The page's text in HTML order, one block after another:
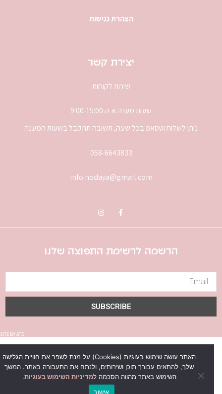
הצהרת נגישות
יצירת קשר
שירות לקוחות
שעות מענה א-ה 9:00-15:00
ניתן לשלוח וטסאפ בכל שעה, תשובה תתקבל בשעות המענה
058-6643833
info.hodaya@gmail.com
הרשמה לרשימת התפוצה שלנו
SUBSCRIBE
SITE BY ATD
האתר עושה שימוש בעוגיות (Cookies) על מנת לשפר את חוויית הגלישה
שלך, להתאים עבורך תוכן ושירותים, ולנתח את התעבורה באתר. המשך
השימוש באתר מהווה הסכמה למדיניות השימוש בעוגיות.
אישור